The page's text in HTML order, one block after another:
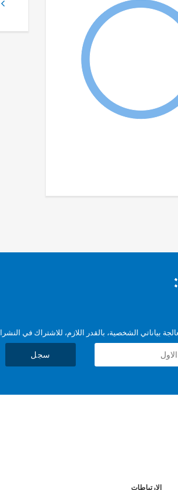
بياناتي الشخصية، بالقدر اللازم، للاشتراك في
سجل
الارتباطات